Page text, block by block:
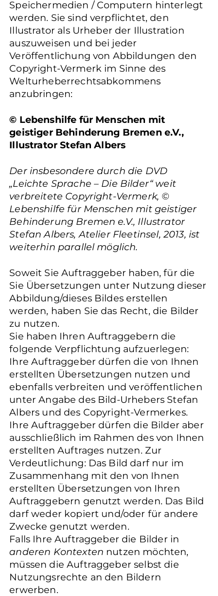
Speichermedien / Computern hinterlegt
werden. Sie sind verpflichtet, den
Illustrator als Urheber der Illustration
auszuweisen und bei jeder
Veröffentlichung von Abbildungen den
Copyright-Vermerk im Sinne des
Welturheberrechtsabkommens
anzubringen:
© Lebenshilfe für Menschen mit
geistiger Behinderung Bremen e.V.,
Illustrator Stefan Albers
Der insbesondere durch die DVD
„Leichte Sprache – Die Bilder“ weit
verbreitete Copyright-Vermerk, ©
Lebenshilfe für Menschen mit geistiger
Behinderung Bremen e.V., Illustrator
Stefan Albers, Atelier Fleetinsel, 2013, ist
weiterhin parallel möglich.
Soweit Sie Auftraggeber haben, für die
Sie Übersetzungen unter Nutzung dieser
Abbildung/dieses Bildes erstellen
werden, haben Sie das Recht, die Bilder
zu nutzen.
Sie haben Ihren Auftraggebern die
folgende Verpflichtung aufzuerlegen:
Ihre Auftraggeber dürfen die von Ihnen
erstellten Übersetzungen nutzen und
ebenfalls verbreiten und veröffentlichen
unter Angabe des Bild-Urhebers Stefan
Albers und des Copyright-Vermerkes.
Ihre Auftraggeber dürfen die Bilder aber
ausschließlich im Rahmen des von Ihnen
erstellten Auftrages nutzen. Zur
Verdeutlichung: Das Bild darf nur im
Zusammenhang mit den von Ihnen
erstellten Übersetzungen von Ihren
Auftraggebern genutzt werden. Das Bild
darf weder kopiert und/oder für andere
Zwecke genutzt werden.
Falls Ihre Auftraggeber die Bilder in
anderen Kontexten nutzen möchten,
müssen die Auftraggeber selbst die
Nutzungsrechte an den Bildern
erwerben.